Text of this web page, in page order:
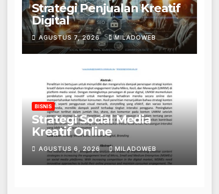
Strategi Penjualan Kreatif
Digital
AGUSTUS 7, 2026 MILADOWEB
BISNIS
Strategi Social Media
Kreatif Online
AGUSTUS 6, 2026 MILADOWEB